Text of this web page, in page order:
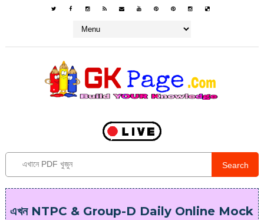
Search
এখন NTPC & Group-D Daily Online Mock